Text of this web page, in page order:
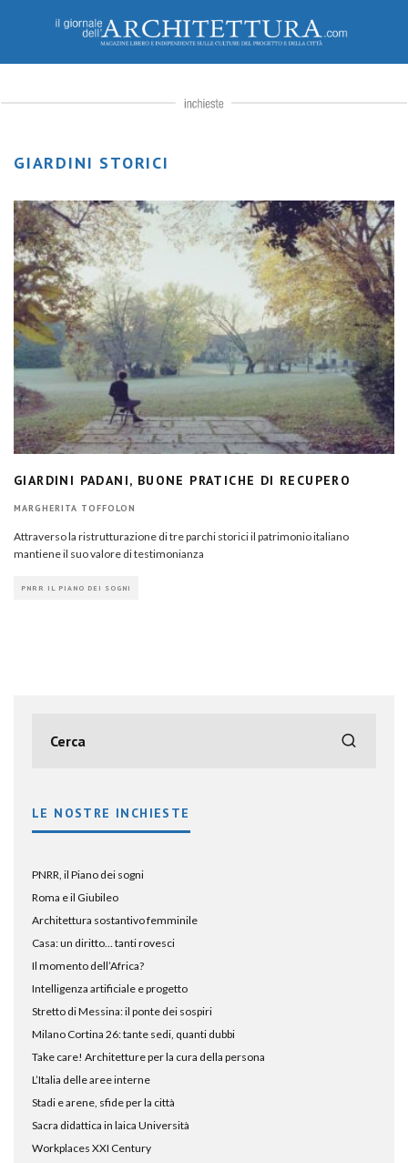
GIARDINI STORICI
GIARDINI PADANI, BUONE PRATICHE DI RECUPERO
MARGHERITA TOFFOLON
Attraverso la ristrutturazione di tre parchi storici il patrimonio italiano
mantiene il suo valore di testimonianza
PNRR IL PIANO DEI SOGNI
LE NOSTRE INCHIESTE
PNRR, il Piano dei sogni
Roma e il Giubileo
Architettura sostantivo femminile
Casa: un diritto… tanti rovesci
Il momento dell’Africa?
Intelligenza artificiale e progetto
Stretto di Messina: il ponte dei sospiri
Milano Cortina 26: tante sedi, quanti dubbi
Take care! Architetture per la cura della persona
L’Italia delle aree interne
Stadi e arene, sfide per la città
Sacra didattica in laica Università
Workplaces XXI Century